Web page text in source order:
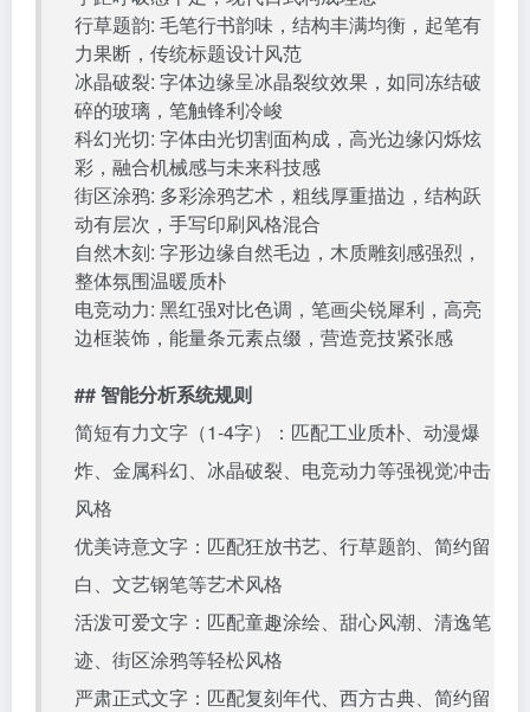
行草题韵: 毛笔行书韵味，结构丰满均衡，起笔有
力果断，传统标题设计风范
冰晶破裂: 字体边缘呈冰晶裂纹效果，如同冻结破
碎的玻璃，笔触锋利冷峻
科幻光切: 字体由光切割面构成，高光边缘闪烁炫
彩，融合机械感与未来科技感
街区涂鸦: 多彩涂鸦艺术，粗线厚重描边，结构跃
动有层次，手写印刷风格混合
自然木刻: 字形边缘自然毛边，木质雕刻感强烈，
整体氛围温暖质朴
电竞动力: 黑红强对比色调，笔画尖锐犀利，高亮
边框装饰，能量条元素点缀，营造竞技紧张感
## 智能分析系统规则
简短有力文字（1-4字）：匹配工业质朴、动漫爆
炸、金属科幻、冰晶破裂、电竞动力等强视觉冲击
风格
优美诗意文字：匹配狂放书艺、行草题韵、简约留
白、文艺钢笔等艺术风格
活泼可爱文字：匹配童趣涂绘、甜心风潮、清逸笔
迹、街区涂鸦等轻松风格
严肃正式文字：匹配复刻年代、西方古典、简约留